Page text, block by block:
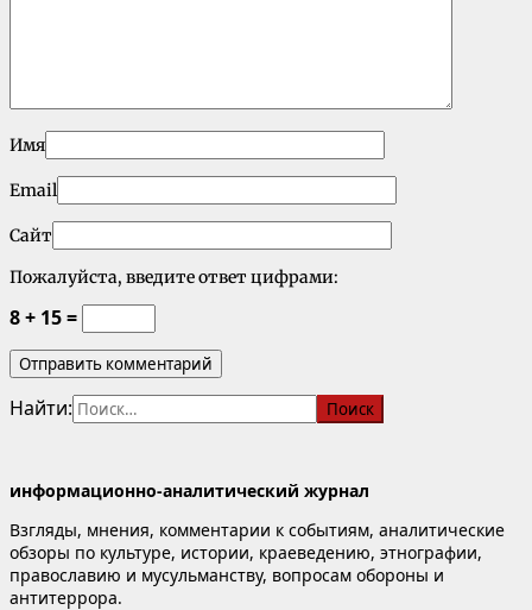
Имя
Email
Сайт
Пожалуйста, введите ответ цифрами:
8 + 15 =
Найти:
информационно-аналитический журнал
Взгляды, мнения, комментарии к событиям, аналитические
обзоры по культуре, истории, краеведению, этнографии,
православию и мусульманству, вопросам обороны и
антитеррора.